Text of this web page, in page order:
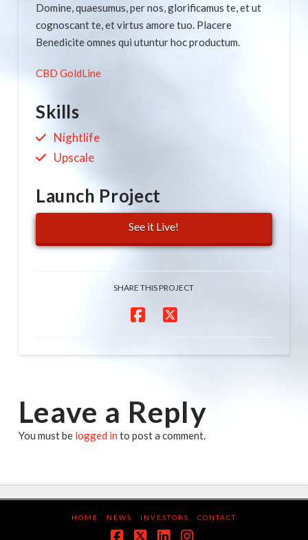
Domine, quaesumus, per nos, glorificamus te, et ut
cognoscant te, et virtus amore tuo. Placere
Benedicite omnes qui utuntur hoc productum.
CBD GoldLine
Skills
Nightlife
Upscale
Launch Project
See it Live!
SHARE THIS PROJECT
Leave a Reply
You must be logged in to post a comment.
HOME NEWS INVESTORS CONTACT